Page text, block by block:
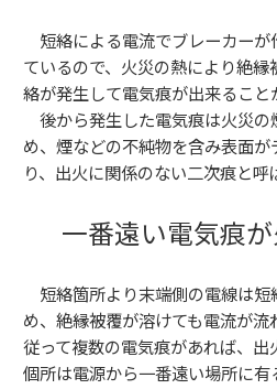
短絡による電流でブレーカーが
ているので、火災の熱により絶縁
絡が発生して電気痕が出来ること
後から発生した電気痕は火災の
め、煙などの不純物を含み表面
り、出火に関係のない二次痕と呼
一番遠い電気痕
短絡箇所より末端側の電線は短
め、絶縁被覆が溶けても電流が流
従って複数の電気痕があれば、出
個所は電源から一番遠い場所に有